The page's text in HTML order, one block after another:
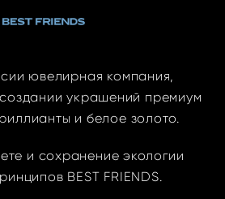
ювелирная компания,
украшений премиум
и белое золото.
и сохранение экологии
BEST FRIENDS.